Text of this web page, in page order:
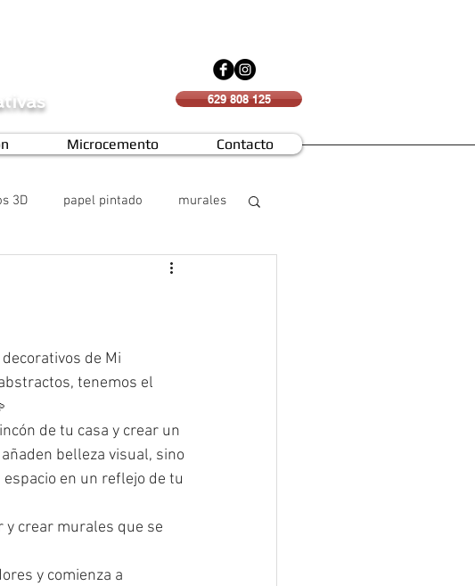
629 808 125
Microcemento Contacto
3D papel pintado murales
de Mi
tenemos el
de tu casa y crear un
belleza visual, sino
en un reflejo de tu
crear murales que se
y comienza a